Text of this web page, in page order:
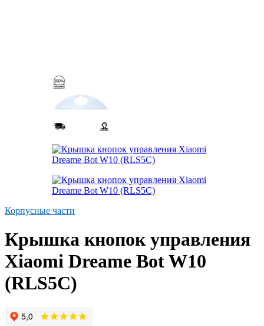
Корпусные части
Крышка кнопок управления
Xiaomi Dreame Bot W10
(RLS5C)